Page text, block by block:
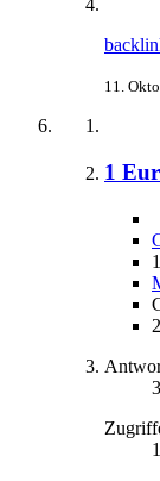
11.
1
3